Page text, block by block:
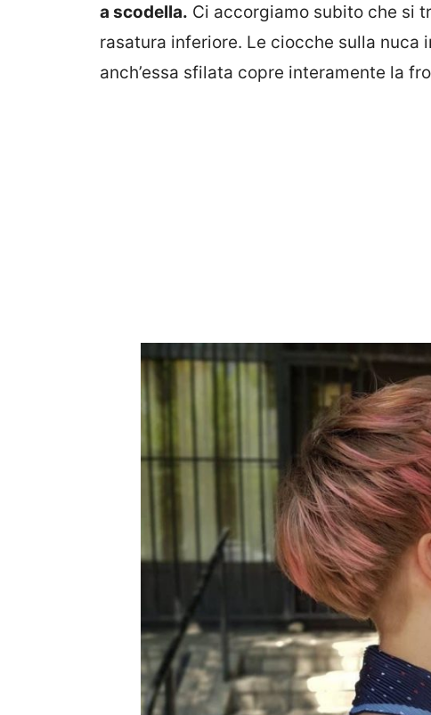
a scodella. Ci accorgiamo subito che si
rasatura inferiore. Le ciocche sulla nuca
anch’essa sfilata copre interamente la